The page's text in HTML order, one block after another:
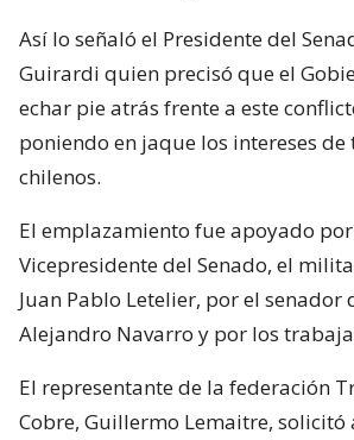
Así lo señaló el Presidente del
Guirardi quien precisó que el
echar pie atrás frente a este
poniendo en jaque los intereses de
chilenos.
El emplazamiento fue apoyado
Vicepresidente del Senado, el
Juan Pablo Letelier, por el senador
Alejandro Navarro y por los
El representante de la federación
Cobre, Guillermo Lemaitre, solicitó